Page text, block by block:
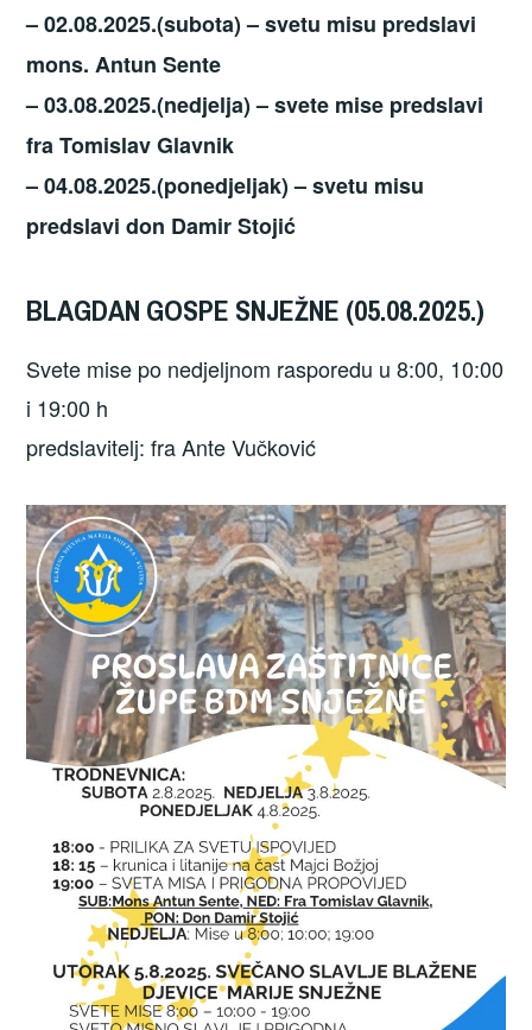
– 02.08.2025.(subota) – svetu misu predslavi
mons. Antun Sente
– 03.08.2025.(nedjelja) – svete mise predslavi
fra Tomislav Glavnik
– 04.08.2025.(ponedjeljak) – svetu misu
predslavi don Damir Stojić
BLAGDAN GOSPE SNJEŽNE (05.08.2025.)
Svete mise po nedjeljnom rasporedu u 8:00, 10:00
i 19:00 h
predslavitelj: fra Ante Vučković